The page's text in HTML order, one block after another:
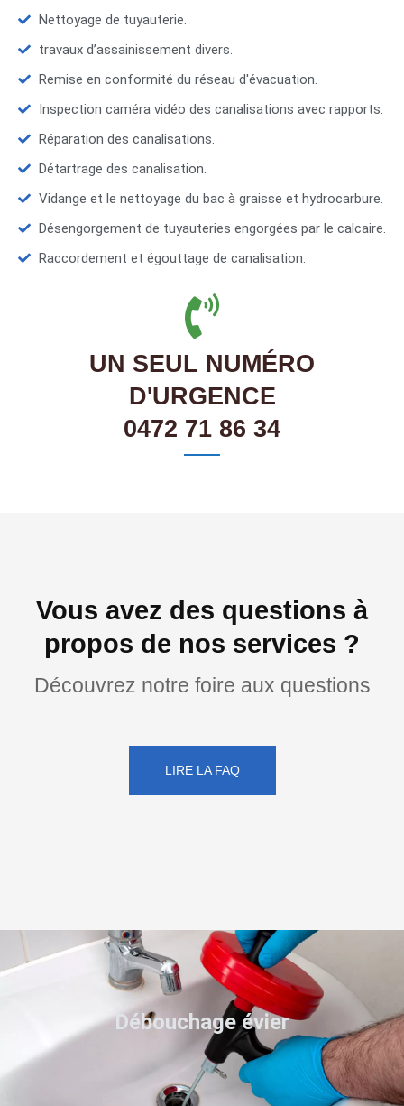
Nettoyage de tuyauterie.
travaux d’assainissement divers.
Remise en conformité du réseau d'évacuation.
Inspection caméra vidéo des canalisations avec rapports.
Réparation des canalisations.
Détartrage des canalisation.
Vidange et le nettoyage du bac à graisse et hydrocarbure.
Désengorgement de tuyauteries engorgées par le calcaire.
Raccordement et égouttage de canalisation.
UN SEUL NUMÉRO
D'URGENCE
0472 71 86 34
Vous avez des questions à
propos de nos services ?
Découvrez notre foire aux questions
LIRE LA FAQ
Débouchage évier